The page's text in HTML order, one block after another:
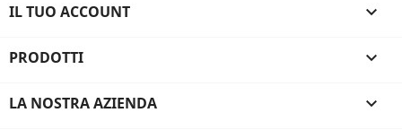
IL TUO ACCOUNT 
PRODOTTI 
LA NOSTRA AZIENDA 